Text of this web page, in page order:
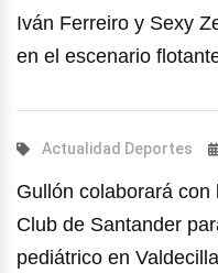
Iván Ferreiro y Sexy
en el escenario
Actualidad Deportes
Gullón colaborará
Club de Santander
pediátrico en Valdecilla